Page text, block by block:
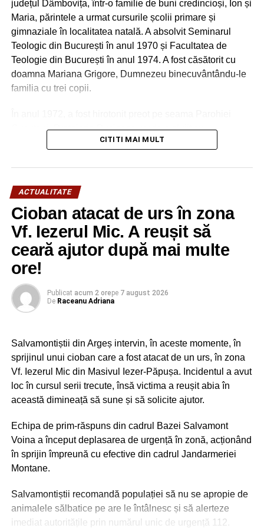
generație, de respectul pe care profesionalismul,
dăruirea, puterea de sacrificiu și realizările îl sădesc și
îl consolidează în cugetul celor care își caută un punct
de echilibru, un reper și un deziderat pentru
construcția României.
Astăzi, mai mult ca oricând, trebuie să dăm cu toții
dovadă de responsabilitate, să arătăm că ne pasă de
noi și cei dragi nouă! Pandemia COVID-19 nu
reprezintă una dintre provocările care țin de
securitatea militarizată, dar am putut vedea cu toții
mondiale.
Ca și în cazul dezastrelor naturale, forţele armate au
devenit un pilon de susținere și în cazul acestei
provocări nemiloase, cauzată de virusul SARS-CoV-2.
Încă de la începutul acestei pandemii, forțele armate
au sprijinit autoritățile locale și centrale, atât prin
expertiza calificată a medicilor militari, cât și prin
sprijinul acordat la instalarea unităților de triaj
epidemiologic sau a montării de spitale multirol.
înclinăm cu respect”, a fost mesajul președintelui CJD
Corneliu Ștefan.
județul Dâmbovița, într-o familie de buni credincioși, Ion și
Maria, părintele a urmat cursurile școlii primare și
gimnaziale în localitatea natală. A absolvit Seminarul
Teologic din București în anul 1970 și Facultatea de
Teologie din București în anul 1974. A fost căsătorit cu
doamna Mariana Grigore, Dumnezeu binecuvântându-le
familia cu trei copii.
Cucuteni, Protoieria Pucioasa, unde a slujit cu
devotament până în anul 1991, când a fost transferat la
Bisericii și un părinte duhovnicesc apropiat de
credincioșii săi, până la pensionarea sa, în anul 2015.
S-a remarcat prin restaurarea picturii bisericii parohiale de
la Pucioasa și realizarea unor importante lucrări de
reabilitare a sfântului locaș, resfințit în anul 2004.
Slujba de înmormântare va fi oficiată în ziua de sâmbătă,
după săvârșirea Sfintei Liturghii. Veșnică să-i fie
pomenirea!
RECLAMA
BIROUL DE PRESĂ AL ARHIEPISCOPIEI
TÂRGOVIȘTEI
Urmărește Incomod Media și pe Google News
CITITI MAI MULT
ACTUALITATE
Cioban atacat de urs în zona
Vf. Iezerul Mic. A reușit să
ceară ajutor după mai multe
ore!
Publicat acum 2 orepe 7 august 2026
De Raceanu Adriana
Salvamontiștii din Argeș intervin, în aceste momente, în
sprijinul unui cioban care a fost atacat de un urs, în zona
Vf. Iezerul Mic din Masivul Iezer-Păpușa. Incidentul a avut
loc în cursul serii trecute, însă victima a reușit abia în
această dimineață să sune și să solicite ajutor.
Echipa de prim-răspuns din cadrul Bazei Salvamont
Voina a început deplasarea de urgență în zonă, acționând
în sprijin împreună cu efective din cadrul Jandarmeriei
Montane.
Salvamontiștii recomandă populației să nu se apropie de
animalele sălbatice pe are le întâlnesc și să alerteze
imediat autoritățile prin numărul unic de urgență 112.